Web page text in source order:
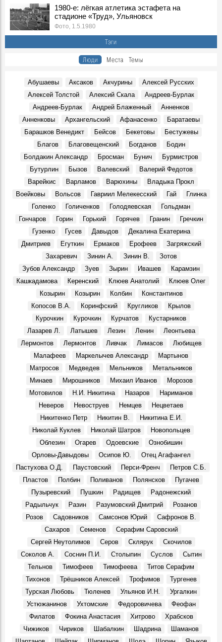
1980-е: лёгкая атлетика эстафета на
стадионе «Труд», Ульяновск
Фото, 1.5.1980
Тэги
Люди Места Темы
Абушаевы Аксаков Акчурины
Алексей Русских
Алексей Толстой
Алексий Скала
Андреев-Бурлак
Андреев-Бурлак
Андрей Блаженный
Анненков
Анненковы
Архангельский Афанасенко
Баратаевы
Барашков Венедикт
Бейсов Бекетовы
Бестужевы
Благов
Благовещенский Богданов
Бодин
Болдакин Александр
Бросман Бунич
Бурмистров
Бутурлин
Бызов Валевский
Валерий Федотов
Варейкис
Варламов Варюхины
Владыка Прокл
Воейковы
Вольсов Гавриил Мелекесский Гай
Глинка
Голенко
Голиченков Голодяевская
Гольдман
Гончаров
Горин Горький Горячев Гранин
Гречкин
Гузенко
Гусев Давыдов
Декалина Екатерина
Дмитриев
Егуткин Ермаков Ерофеев
Загряжский
Захаревич
Зинин А. Зинин В.
Зотов
Зубов Александр
Зуев Зырин Ивашев
Карамзин
Кашкадамова
Керенский Клюев Анатолий
Клюев Олег
Козырин
Козырин Колбин
Константинов
Копосов В.А.
Коринфский Кругликов
Крылов
Курочкин
Курочкин Курчатов
Кустарников
Лазарев Л.
Латышев Лезин Ленин
Леонтьева
Лермонтов
Лермонтов Ливчак Лимасов
Любищев
Малафеев
Маркелычев Александр
Мартынов
Матросов
Медведев Мельников
Метальников
Минаев
Мирошников Михаил Иванов
Морозов
Мотовилов
Н.И. Никитина Назаров
Нариманов
Неверов
Невоструев Немцев
Нецветаев
Никитенко Петр
Никитин В.
Никитина Е.И.
Николай Куклев
Николай Шатров
Новопольцев
Облезин
Огарев Одоевские
Ознобишин
Орловы-Давыдовы
Осипов Ю.
Отец Агафангел
Пастухова О.Д.
Паустовский Перси-Френч
Петров С.Б.
Пластов
Полбин Поливанов Полянсков
Пугачев
Пузыревский
Пушкин Радищев
Радонежский
Радыльчук
Разин Разумовский Дмитрий
Розанов
Розов
Садовников Самсонов Юрий
Сафронов В.
Сахаров
Семенов
Серафим Саровский
Сергей Неутолимов
Серов Склярук
Скочилов
Соколов А.
Соснин П.И. Столыпин Суслов
Сытин
Тельнов
Тимофеев Тимофеева
Титов Серафим
Тихонов
Трёшников Алексей Трофимов
Тургенев
Турская Любовь
Тюленев Ульянов И.Н.
Ургалкин
Устюжанинов
Ухтомские Федоровичева
Феофан
Филатов
Фокина Анастасия Хитрово
Храбсков
Чижиков
Чириков Шабалкин Шадрина
Шаманов